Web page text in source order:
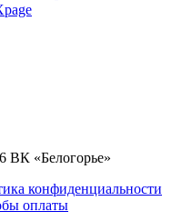
ВК «Белогорье»
конфиденциальности
оплаты